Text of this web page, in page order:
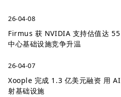
26-04-08
Firmus 获 NVIDIA 支持估值达
中心基础设施竞争升温
26-04-07
Xoople 完成 1.3 亿美元融资 用
射基础设施